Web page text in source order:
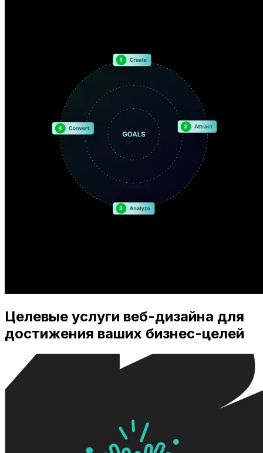
Целевые услуги веб-дизайна для
достижения ваших бизнес-целей